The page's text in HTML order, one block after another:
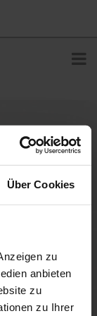
Über Cookies
zu
anbieten
zu
zu Ihrer
Lassen Sie sich
sich im
und
an
Sonnen- und